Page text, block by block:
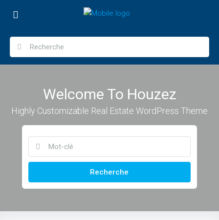
Welcome To Houzez
Highly Customizable Real Estate WordPress Theme
Recherche